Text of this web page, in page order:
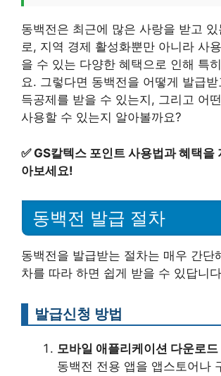
동백전은 최근에 많은 사랑을 받고 있
로, 지역 경제 활성화뿐만 아니라 사
을 수 있는 다양한 혜택으로 인해 특
요. 그렇다면 동백전을 어떻게 발급
득공제를 받을 수 있는지, 그리고 어
사용할 수 있는지 알아볼까요?
✅ GS칼텍스 포인트 사용법과 혜택을
아보세요!
동백전 발급 절차
동백전을 발급받는 절차는 매우 간단
차를 따라 하면 쉽게 받을 수 있답니
발급신청 방법
모바일 애플리케이션 다운로드
동백전 전용 앱을 앱스토어나